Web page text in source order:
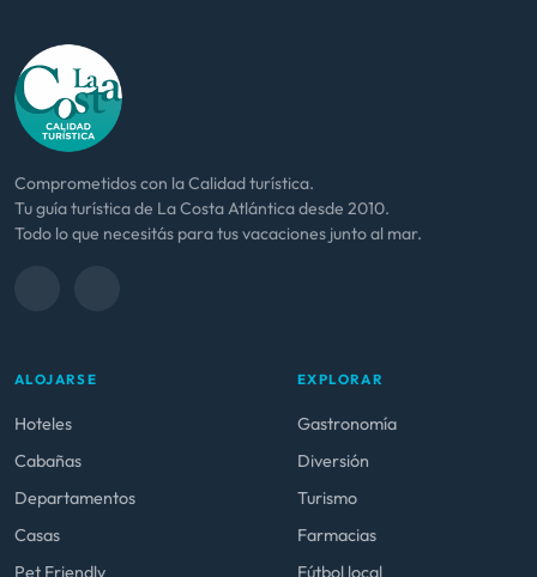
Comprometidos con la Calidad turística.
Tu guía turística de La Costa Atlántica desde 2010.
Todo lo que necesitás para tus vacaciones junto al mar.
ALOJARSE
Hoteles
Cabañas
Departamentos
Casas
Pet Friendly
EXPLORAR
Gastronomía
Diversión
Turismo
Farmacias
Fútbol local